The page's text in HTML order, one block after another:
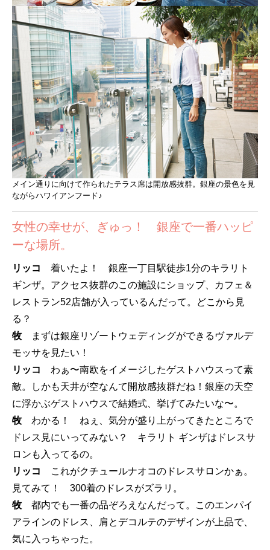
メイン通りに向けて作られたテラス席は開放感抜群。銀座の景色を見
ながらハワイアンフード♪
女性の幸せが、ぎゅっ！ 銀座で一番ハッピ
ーな場所。
リッコ
着いたよ！ 銀座一丁目駅徒歩1分のキラリト
ギンザ。アクセス抜群のこの施設にショップ、カフェ＆
レストラン52店舗が入っているんだって。どこから見
る？
牧まずは銀座リゾートウェディングができるヴァルデ
モッサを見たい！
リッコ
わぁ〜南欧をイメージしたゲストハウスって素
敵。しかも天井が空なんて開放感抜群だね！銀座の天空
に浮かぶゲストハウスで結婚式、挙げてみたいな〜。
牧わかる！ ねぇ、気分が盛り上がってきたところで
ドレス見にいってみない？ キラリト ギンザはドレスサ
ロンも入ってるの。
リッコ
これがクチュールナオコのドレスサロンかぁ。
見てみて！ 300着のドレスがズラリ。
牧都内でも一番の品ぞろえなんだって。このエンパイ
アラインのドレス、肩とデコルテのデザインが上品で、
気に入っちゃった。